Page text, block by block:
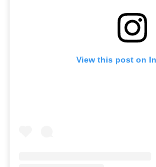
View this post on